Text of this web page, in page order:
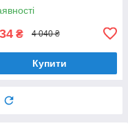
₴ 4 040 ₴
Купити